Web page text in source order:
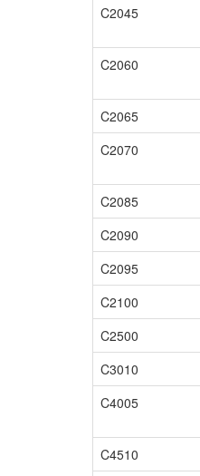
C2045
C2060
C2065
C2070
C2085
C2090
C2095
C2100
C2500
C3010
C4005
C4510